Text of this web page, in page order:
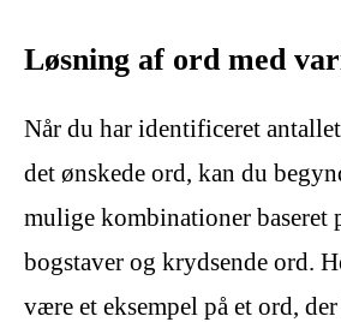
Løsning af ord med
Når du har identificeret
det ønskede ord, kan du
mulige kombinationer baseret
bogstaver og krydsende ord.
være et eksempel på et ord,